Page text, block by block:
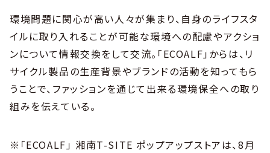
環境問題に関心が高い人々が集まり、自身のライフスタ
イルに取り入れることが可能な環境への配慮やアクショ
ンについて情報交換をして交流。「ECOALF」からは、リ
サイクル製品の生産背景やブランドの活動を知ってもら
うことで、ファッションを通じて出来る環境保全への取り
組みを伝えている。
※「ECOALF」 湘南T-SITE ポップアップストアは、8月